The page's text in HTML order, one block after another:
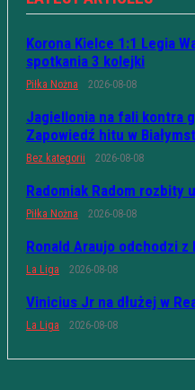
Korona Kielce 1:1 Legia
spotkania 3 kolejki
Piłka Nożna 2026-08-08
Jagiellonia na fali kontra
Zapowiedź hitu w
Bez kategorii 2026-08-08
Radomiak Radom rozbity
Piłka Nożna 2026-08-08
Ronald Araujo odchodzi z
La Liga 2026-08-08
Vinicius Jr na dłużej w
La Liga 2026-08-08